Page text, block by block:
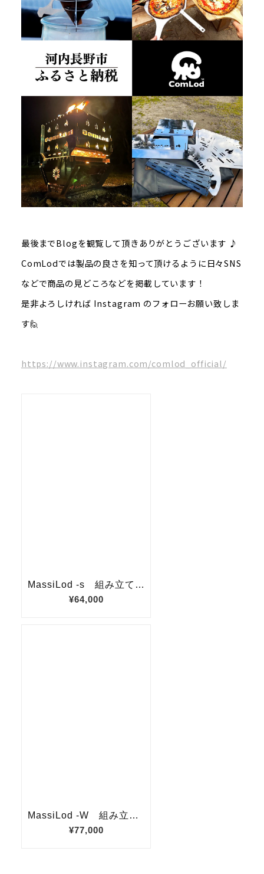
最後までBlogを観覧して頂きありがとうございます ♪
ComLodでは製品の良さを知って頂けるように日々SNS
などで商品の見どころなどを掲載しています！
是非よろしければ Instagram のフォローお願い致しま
す🙋
https://www.instagram.com/comlod_official/